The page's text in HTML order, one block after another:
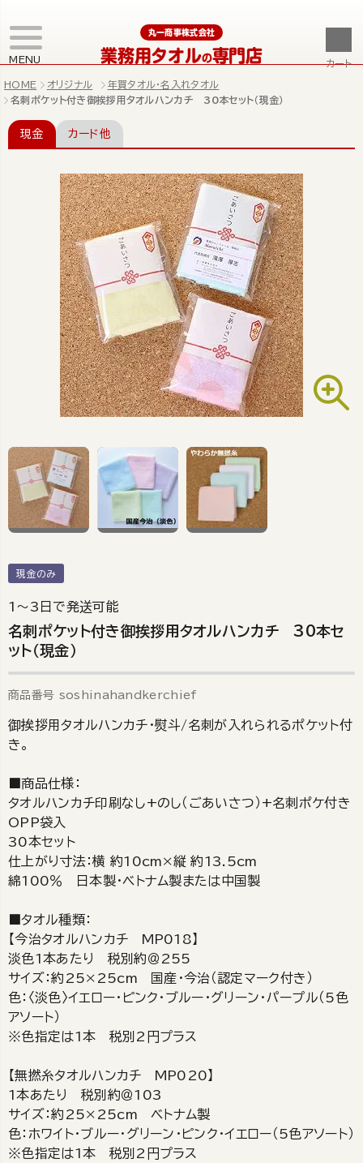
MENU
丸一商事株式会社
業務用タオルの専門店 カート
HOME オリジナル
年賀タオル・名入れタオル
名刺ポケット付き御挨拶用タオルハンカチ 30本セット（現金）
現金 カード他
現金のみ
1～3日で発送可能
名刺ポケット付き御挨拶用タオルハンカチ 30本セ
ット（現金）
商品番号 soshinahandkerchief
御挨拶用タオルハンカチ・熨斗/名刺が入れられるポケット付
き。
■商品仕様：
タオルハンカチ印刷なし+のし（ごあいさつ）+名刺ポケ付き
OPP袋入
30本セット
仕上がり寸法：横 約10cm×縦 約13.5cm
綿100％ 日本製・ベトナム製または中国製
■タオル種類：
【今治タオルハンカチ MP018】
淡色1本あたり 税別約＠255
サイズ：約25×25cm 国産・今治（認定マーク付き）
色：〈淡色〉イエロー・ピンク・ブルー・グリーン・パープル（5色
アソート）
※色指定は1本 税別2円プラス
【無撚糸タオルハンカチ MP020】
1本あたり 税別約＠103
サイズ：約25×25cm ベトナム製
色：ホワイト・ブルー・グリーン・ピンク・イエロー（5色アソート）
※色指定は1本 税別2円プラス